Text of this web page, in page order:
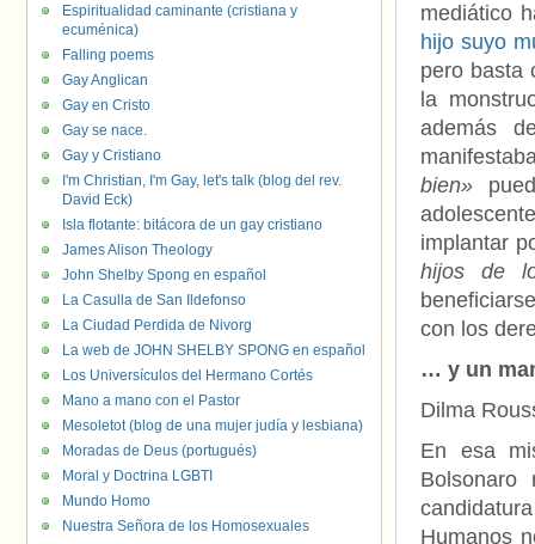
mediático
hijo suyo
pero basta
la
además
bien»
implantar
hijos de
con los
… y un
Dilma
En esa
Bolsonaro
Humanos
Espiritualidad caminante (cristiana y
ecuménica)
Falling poems
Gay Anglican
Gay en Cristo
Gay se nace.
Gay y Cristiano
I'm Christian, I'm Gay, let's talk (blog del rev.
David Eck)
Isla flotante: bitácora de un gay cristiano
James Alison Theology
John Shelby Spong en español
La Casulla de San Ildefonso
La Ciudad Perdida de Nivorg
La web de JOHN SHELBY SPONG en español
Los Universículos del Hermano Cortés
Mano a mano con el Pastor
Mesoletot (blog de una mujer judía y lesbiana)
Moradas de Deus (portugués)
Moral y Doctrina LGBTI
Mundo Homo
Nuestra Señora de los Homosexuales